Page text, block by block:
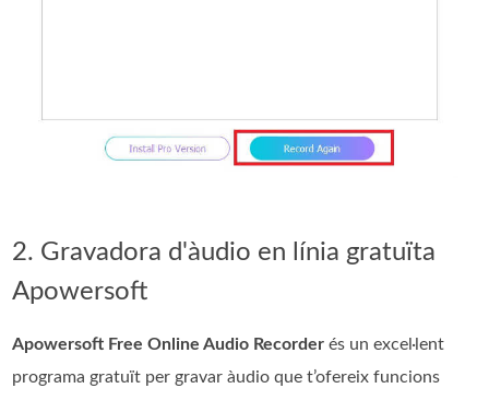
2. Gravadora d'àudio en línia gratuïta
Apowersoft
Apowersoft Free Online Audio Recorder és un excel·lent
programa gratuït per gravar àudio que t’ofereix funcions